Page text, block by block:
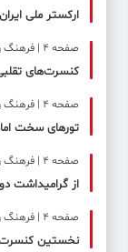
ارکستر ملی
صفحه ۴ | فرهنگ و هنر | 1402/03/10
کنسرت‌های
صفحه ۴ | فرهنگ و هنر | 1402/04/22
تورهای سخت اما
صفحه ۴ | فرهنگ و هنر | 1402/11/29
از گرامیداشت
صفحه ۴ | فرهنگ و هنر | 1403/04/13
نخستین